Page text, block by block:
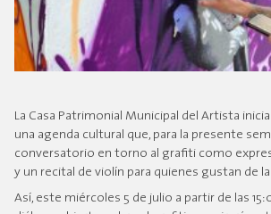
La Casa Patrimonial Municipal del Artista
una agenda cultural que, para la presente
conversatorio en torno al grafiti como
y un recital de violín para quienes gustan de
Así, este miércoles 5 de julio a partir de las